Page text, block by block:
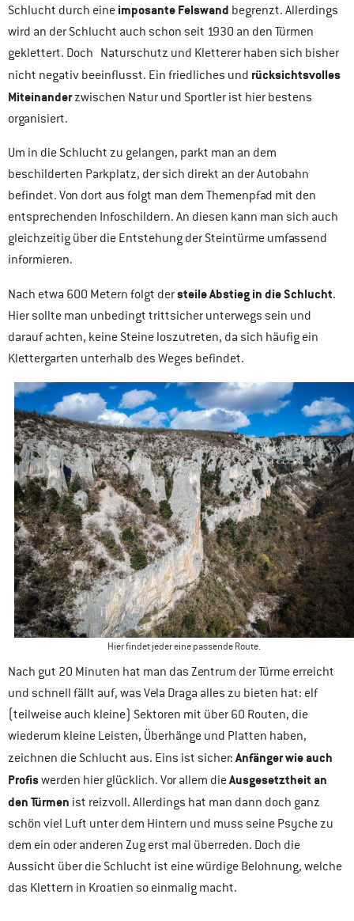
Schlucht durch eine imposante Felswand begrenzt. Allerdings
wird an der Schlucht auch schon seit 1930 an den Türmen
geklettert. Doch Naturschutz und Kletterer haben sich bisher
nicht negativ beeinflusst. Ein friedliches und rücksichtsvolles
Miteinanderzwischen Natur und Sportler ist hier bestens
organisiert.
Um in die Schlucht zu gelangen, parkt man an dem
beschilderten Parkplatz, der sich direkt an der Autobahn
befindet. Von dort aus folgt man dem Themenpfad mit den
entsprechenden Infoschildern. An diesen kann man sich auch
gleichzeitig über die Entstehung der Steintürme umfassend
informieren.
Nach etwa 600 Metern folgt dersteile Abstieg in die Schlucht.
Hier sollte man unbedingt trittsicher unterwegs sein und
darauf achten, keine Steine loszutreten, da sich häufig ein
Klettergarten unterhalb des Weges befindet.
Hier findet jeder eine passende Route.
Nach gut 20 Minuten hat man das Zentrum der Türme erreicht
und schnell fällt auf, was Vela Draga alles zu bieten hat: elf
(teilweise auch kleine) Sektoren mit über 60 Routen, die
wiederum kleine Leisten, Überhänge und Platten haben,
zeichnen die Schlucht aus. Eins ist sicher: Anfänger wie auch
Profiswerden hier glücklich. Vor allem dieAusgesetztheit an
den Türmen ist reizvoll. Allerdings hat man dann doch ganz
schön viel Luft unter dem Hintern und muss seine Psyche zu
dem ein oder anderen Zug erst mal überreden. Doch die
Aussicht über die Schlucht ist eine würdige Belohnung, welche
das Klettern in Kroatien so einmalig macht.